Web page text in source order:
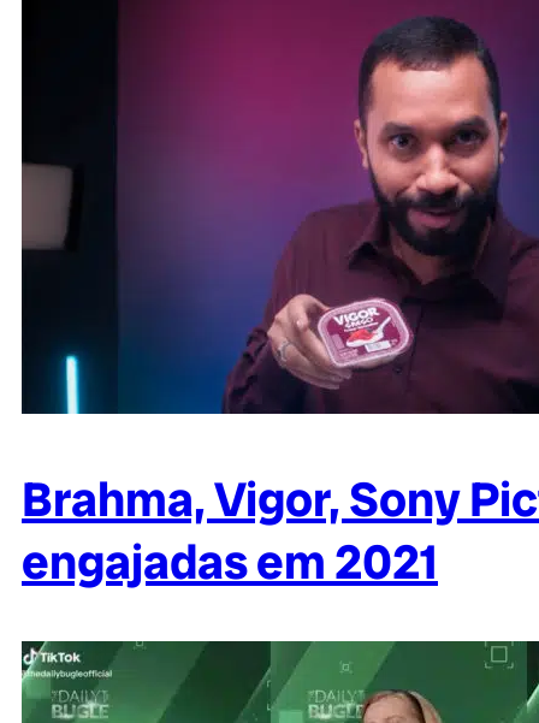
Brahma, Vigor, Sony
engajadas em 2021